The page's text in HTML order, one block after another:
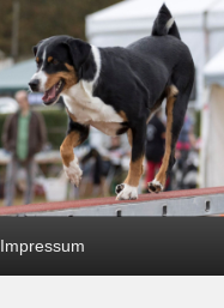
Impressum